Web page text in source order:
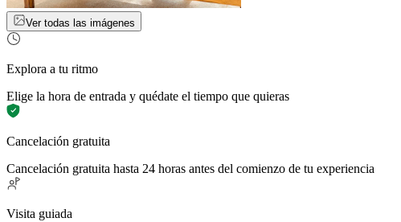
Ver todas las imágenes
Explora a tu ritmo
Elige la hora de entrada y quédate el tiempo que quieras
Cancelación gratuita
Cancelación gratuita hasta 24 horas antes del comienzo de tu experiencia
Visita guiada